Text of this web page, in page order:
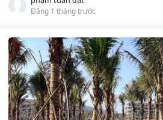
Đăng 1 tháng trước